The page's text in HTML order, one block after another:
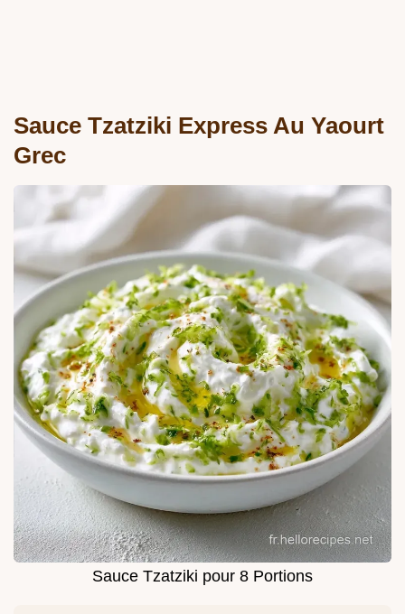
Sauce Tzatziki Express Au Yaourt
Grec
Sauce Tzatziki pour 8 Portions